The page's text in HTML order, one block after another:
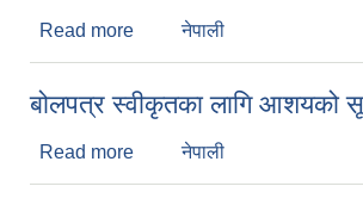
Read more about बोलपत्र स्वीकृतको लागि
नेपाली
बोलपत्र स्वीकृतका लागि आशयको
Read more about बोलपत्र स्वीकृतका लागि
नेपाली